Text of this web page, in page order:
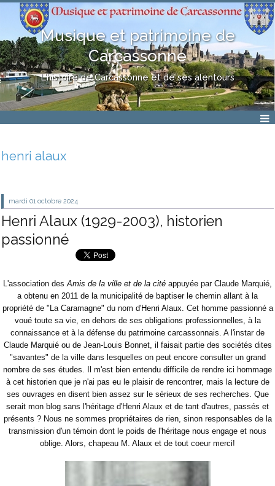
Musique et patrimoine de
Carcassonne
L'histoire de Carcassonne et de ses alentours
henri alaux
mardi 01 octobre 2024
Henri Alaux (1929-2003), historien
passionné
L'association desAmis de la ville et de la cité appuyée par Claude Marquié,
a obtenu en 2011 de la municipalité de baptiser le chemin allant à la
propriété de "La Caramagne" du nom d'Henri Alaux. Cet homme passionné a
voué toute sa vie, en dehors de ses obligations professionnelles, à la
connaissance et à la défense du patrimoine carcassonnais. A l'instar de
Claude Marquié ou de Jean-Louis Bonnet, il faisait partie des sociétés dites
"savantes" de la ville dans lesquelles on peut encore consulter un grand
nombre de ses études. Il m'est bien entendu difficile de rendre ici hommage
à cet historien que je n'ai pas eu le plaisir de rencontrer, mais la lecture de
ses ouvrages en disent bien assez sur le sérieux de ses recherches. Que
serait mon blog sans l'héritage d'Henri Alaux et de tant d'autres, passés et
présents ? Nous ne sommes propriétaires de rien, sinon responsables de la
transmission d'un témoin dont le poids de l'héritage nous engage et nous
oblige. Alors, chapeau M. Alaux et de tout coeur merci!